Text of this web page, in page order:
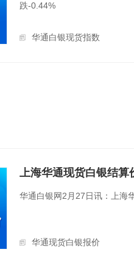
跌-0.44%
华通白银现货指数
上海华通现货白银结算
华通白银网2月27日讯：上海
华通现货白银报价